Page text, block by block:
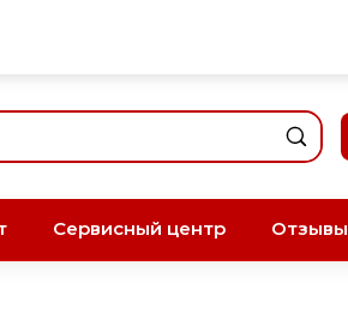
Сервисный центр Отзывы